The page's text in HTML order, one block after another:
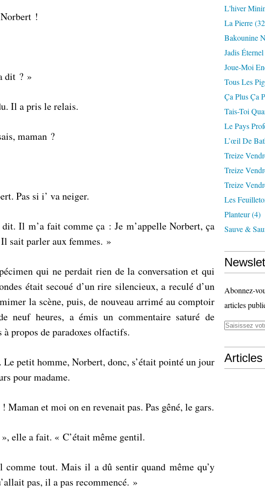
!
dit ? »
Il a pris le relais.
maman ?
Pas si i’ va neiger.
Il m’a fait comme ça : Je m’appelle Norbert, ça
sait parler aux femmes. »
qui ne perdait rien de la conversation et qui
était secoué d’un rire silencieux, a reculé d’un
la scène, puis, de nouveau arrimé au comptoir
neuf heures, a émis un commentaire saturé de
propos de paradoxes olfactifs.
Le petit homme, Norbert, donc, s’était pointé un jour
pour madame.
Maman et moi on en revenait pas. Pas gêné, le gars.
elle a fait. « C’était même gentil.
tout. Mais il a dû sentir quand même qu’y
pas, il a pas recommencé. »
L'hiver
La Pierre
Bakounine
Jadis Éternel
Joue-Moi
Tous Les
Ça Plus Ça
Tais-Toi
Le Pays
L’œil De
Treize
Treize
Treize
Les
Planteur(4)
Sauve &
Abonnez-
articles